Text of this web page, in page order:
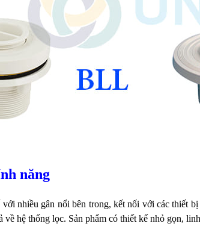
năng
nhiều gân nổi bên trong, kết nối với các thiết
về hệ thống lọc. Sản phẩm có thiết kế nhỏ gọn,